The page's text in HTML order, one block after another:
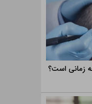
زمانی است؟